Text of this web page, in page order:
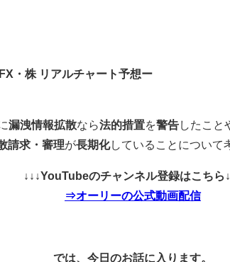
・株 リアルチャート予想ー
漏洩情報拡散なら法的措置を警告したこと
請求・審理が長期化していることについて
↓↓↓YouTubeのチャンネル登録はこちら
⇒オーリーの公式動画配信
では、今日のお話に入ります。